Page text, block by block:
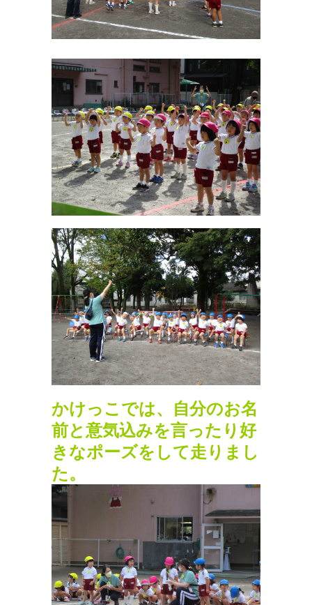
かけっこでは、自分のお名
前と意気込みを言ったり好
きなポーズをして走りまし
た。